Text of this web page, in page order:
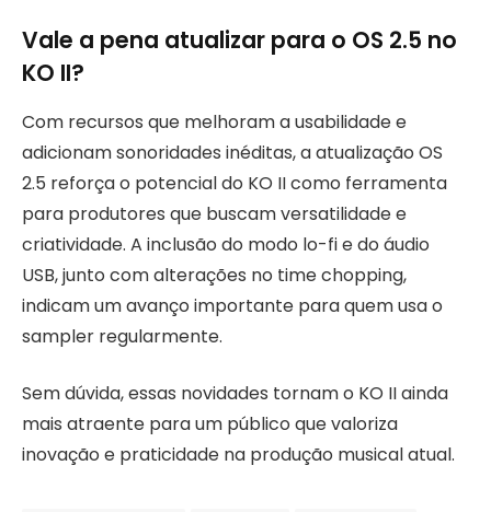
Vale a pena atualizar para o OS 2.5 no
KO II?
Com recursos que melhoram a usabilidade e
adicionam sonoridades inéditas, a atualização OS
2.5 reforça o potencial do KO II como ferramenta
para produtores que buscam versatilidade e
criatividade. A inclusão do modo lo-fi e do áudio
USB, junto com alterações no time chopping,
indicam um avanço importante para quem usa o
sampler regularmente.
Sem dúvida, essas novidades tornam o KO II ainda
mais atraente para um público que valoriza
inovação e praticidade na produção musical atual.